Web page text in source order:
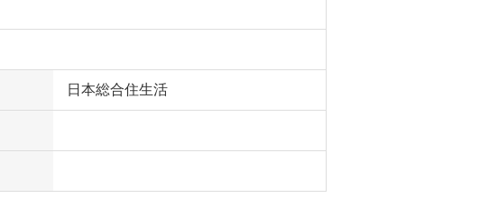
日本総合住生活